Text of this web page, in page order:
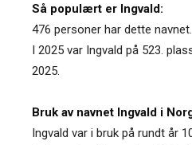
Så populært er Ingvald:
476 personer har dette navnet.
I 2025 var Ingvald på 523.
2025.
Bruk av navnet Ingvald i
Ingvald var i bruk på rundt år